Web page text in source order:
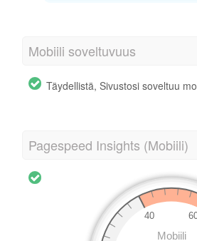
Mobiili soveltuvuus
Täydellistä, Sivustosi soveltuu
Pagespeed Insights (Mobiili)